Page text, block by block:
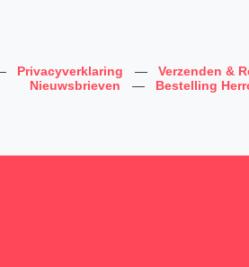
Privacyverklaring — Verzenden &
Nieuwsbrieven
— Bestelling